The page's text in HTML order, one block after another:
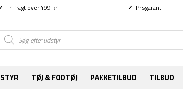
Fri fragt over 499 kr ✓ Prisgaranti
search
TØJ & FODTØJ PAKKETILBUD TILBUD